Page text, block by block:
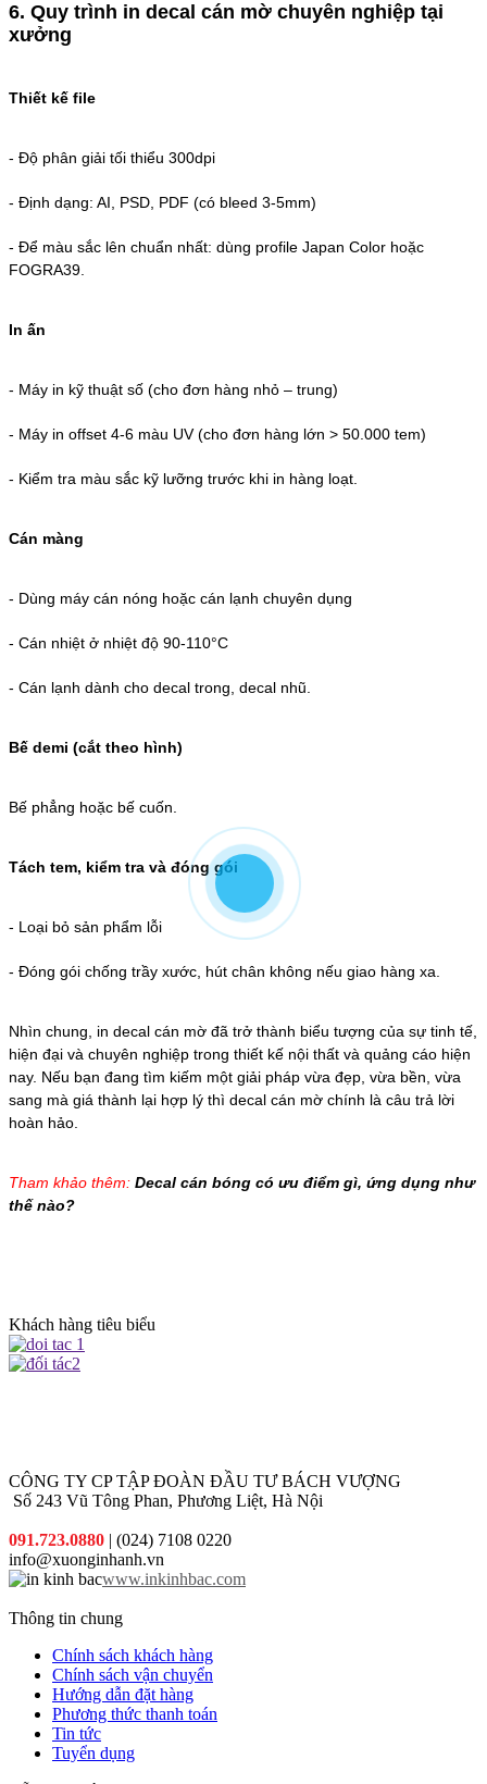
6. Quy trình in decal cán mờ chuyên nghiệp tại
xưởng
Thiết kế file
- Độ phân giải tối thiểu 300dpi
- Định dạng: AI, PSD, PDF (có bleed 3-5mm)
- Để màu sắc lên chuẩn nhất: dùng profile Japan Color hoặc
FOGRA39.
In ấn
- Máy in kỹ thuật số (cho đơn hàng nhỏ – trung)
- Máy in offset 4-6 màu UV (cho đơn hàng lớn > 50.000 tem)
- Kiểm tra màu sắc kỹ lưỡng trước khi in hàng loạt.
Cán màng
- Dùng máy cán nóng hoặc cán lạnh chuyên dụng
- Cán nhiệt ở nhiệt độ 90-110°C
- Cán lạnh dành cho decal trong, decal nhũ.
Bế demi (cắt theo hình)
Bế phẳng hoặc bế cuốn.
Tách tem, kiểm tra và đóng gói
- Loại bỏ sản phẩm lỗi
- Đóng gói chống trầy xước, hút chân không nếu giao hàng xa.
Nhìn chung, in decal cán mờ đã trở thành biểu tượng của sự tinh tế,
hiện đại và chuyên nghiệp trong thiết kế nội thất và quảng cáo hiện
nay. Nếu bạn đang tìm kiếm một giải pháp vừa đẹp, vừa bền, vừa
sang mà giá thành lại hợp lý thì decal cán mờ chính là câu trả lời
hoàn hảo.
Tham khảo thêm: Decal cán bóng có ưu điểm gì, ứng dụng như
thế nào?
Khách hàng tiêu biểu
CÔNG TY CP TẬP ĐOÀN ĐẦU TƯ BÁCH VƯỢNG
Số 243 Vũ Tông Phan, Phương Liệt, Hà Nội
091.723.0880 | (024) 7108 0220
info@xuonginhanh.vn
www.inkinhbac.com
Thông tin chung
Chính sách khách hàng
Chính sách vận chuyển
Hướng dẫn đặt hàng
Phương thức thanh toán
Tin tức
Tuyển dụng